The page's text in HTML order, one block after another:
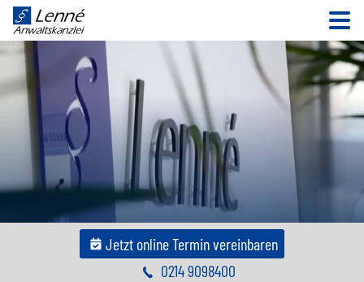
Jetzt online Termin vereinbaren
0214 9098400